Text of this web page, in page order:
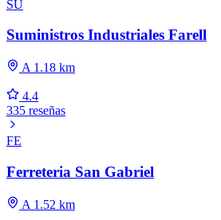
SU
Suministros Industriales Farell
A 1.18 km
4.4
335 reseñas
FE
Ferreteria San Gabriel
A 1.52 km